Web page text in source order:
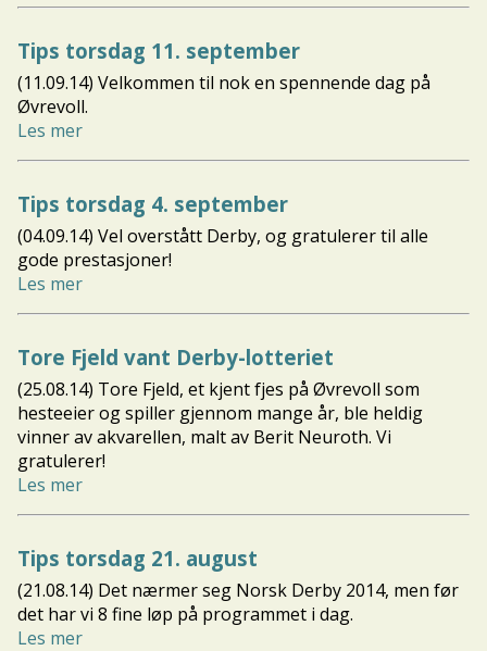
Tips torsdag 11. september
(11.09.14) Velkommen til nok en spennende dag på
Øvrevoll.
Les mer
Tips torsdag 4. september
(04.09.14) Vel overstått Derby, og gratulerer til alle
gode prestasjoner!
Les mer
Tore Fjeld vant Derby-lotteriet
(25.08.14) Tore Fjeld, et kjent fjes på Øvrevoll som
hesteeier og spiller gjennom mange år, ble heldig
vinner av akvarellen, malt av Berit Neuroth. Vi
gratulerer!
Les mer
Tips torsdag 21. august
(21.08.14) Det nærmer seg Norsk Derby 2014, men før
det har vi 8 fine løp på programmet i dag.
Les mer